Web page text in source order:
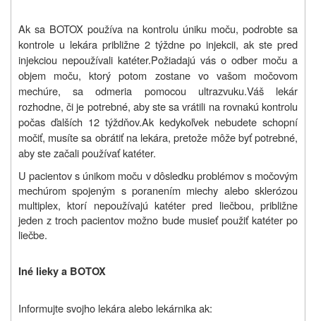
Ak sa BOTOX používa na kontrolu úniku moču, podrobte sa
kontrole u lekára približne 2 týždne po injekcii, ak ste pred
injekciou nepoužívali katéter.Požiadajú vás o odber moču a
objem moču, ktorý potom zostane vo vašom močovom
mechúre, sa odmeria pomocou ultrazvuku.Váš lekár
rozhodne, či je potrebné, aby ste sa vrátili na rovnakú kontrolu
počas ďalších 12 týždňov.Ak kedykoľvek nebudete schopní
močiť, musíte sa obrátiť na lekára, pretože môže byť potrebné,
aby ste začali používať katéter.
U pacientov s únikom moču v dôsledku problémov s močovým
mechúrom spojeným s poranením miechy alebo sklerózou
multiplex, ktorí nepoužívajú katéter pred liečbou, približne
jeden z troch pacientov možno bude musieť použiť katéter po
liečbe.
Iné lieky a BOTOX
Informujte svojho lekára alebo lekárnika ak: